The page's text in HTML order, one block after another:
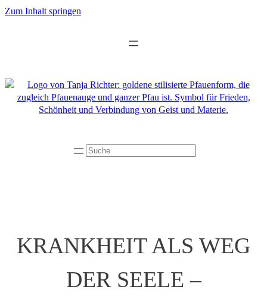
Zum
Zum Inhalt springen
Suchen
KRANKHEIT ALS WEG
DER SEELE –